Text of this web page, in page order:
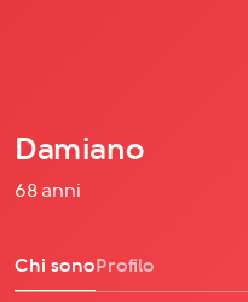
Damiano
68 anni
Chi sonoProfilo